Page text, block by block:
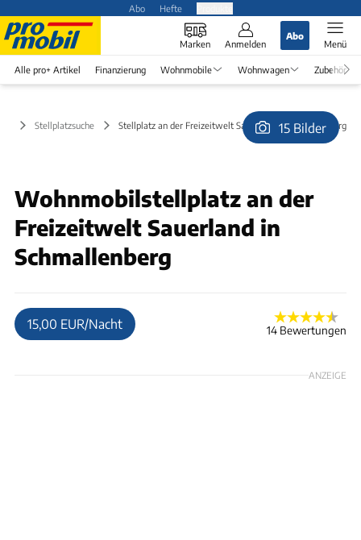
Abo Hefte
Marken Anmelden
Abo
Menü
Alle pro+ Artikel Finanzierung Wohnmobile Wohnwagen Zubehör
Stellplatzsuche Stellplatz an der Freizeitwelt Sauerland in Schmallenberg
15 Bilder
Wohnmobilstellplatz an der
Freizeitwelt Sauerland in
Schmallenberg
15,00 EUR/Nacht 14 Bewertungen
ANZEIGE